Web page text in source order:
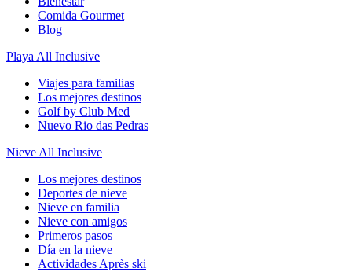
Comida Gourmet
Blog
Playa All Inclusive
Viajes para familias
Los mejores destinos
Golf by Club Med
Nuevo Rio das Pedras
Nieve All Inclusive
Los mejores destinos
Deportes de nieve
Nieve en familia
Nieve con amigos
Primeros pasos
Día en la nieve
Actividades Après ski